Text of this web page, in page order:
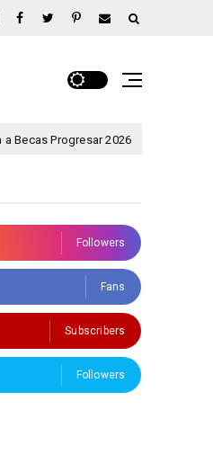
2026 clima
Followers
Fans
Subscribers
Followers